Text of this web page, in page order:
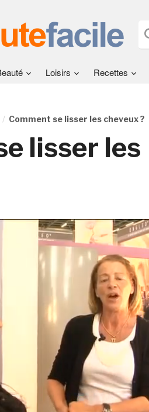
Loisirs Recettes
Comment se lisser les cheveux ?
lisser les